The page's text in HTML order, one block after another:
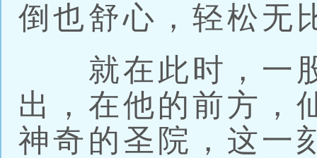
倒也舒心，轻松无
就在此时，一股
出，在他的前方，
神奇的圣院，这一